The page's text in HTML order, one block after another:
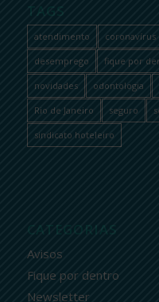
TAGS
atendimento coronavírus
desemprego fique por
novidades odontologia
Rio de Janeiro seguro
sindicato hoteleiro
CATEGORIAS
Avisos
Fique por dentro
Newsletter